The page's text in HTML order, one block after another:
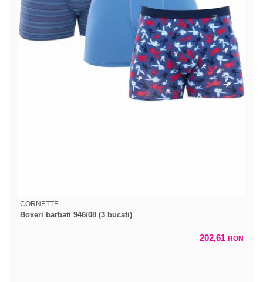
CORNETTE
Boxeri barbati 946/08 (3 bucati)
202,61 RON